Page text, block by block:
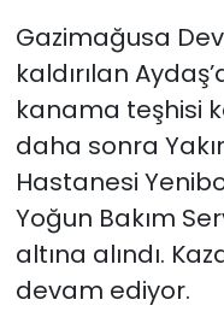
Gazimağusa
kaldırılan
kanama teşhisi
daha sonra
Hastanesi
Yoğun Bakım
altına alındı.
devam ediyor.